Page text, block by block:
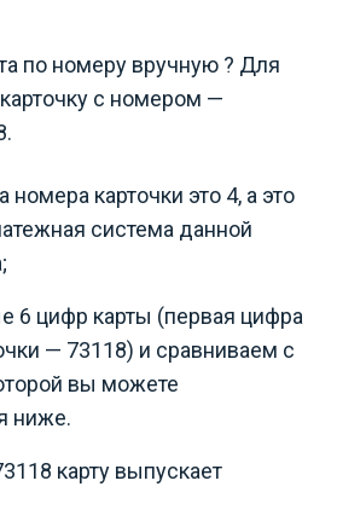
по номеру вручную ? Для
с номером —
номера карточки это 4, а это
система данной
6 цифр карты (первая цифра
— 73118) и сравниваем с
вы можете
ниже.
карту выпускает